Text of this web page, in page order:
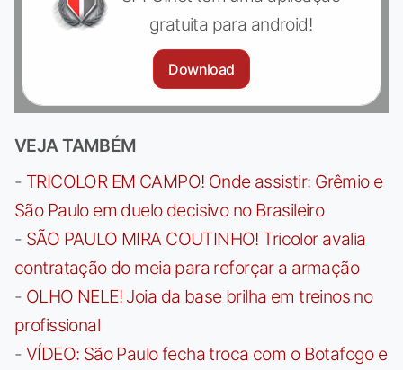
gratuita para android!
Download
VEJA TAMBÉM
- TRICOLOR EM CAMPO! Onde assistir: Grêmio e
São Paulo em duelo decisivo no Brasileiro
- SÃO PAULO MIRA COUTINHO! Tricolor avalia
contratação do meia para reforçar a armação
- OLHO NELE! Joia da base brilha em treinos no
profissional
- VÍDEO: São Paulo fecha troca com o Botafogo e